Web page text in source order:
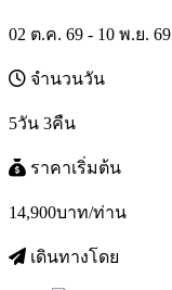
02 ต.ค. 69 - 10 พ.ย. 69
จำนวนวัน
5วัน 3คืน
ราคาเริ่มต้น
14,900บาท/ท่าน
เดินทางโดย